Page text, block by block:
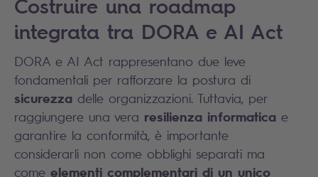
Costruire una roadmap
integrata tra DORA e AI Act
DORA e AI Act rappresentano due leve
fondamentali per rafforzare la postura di
sicurezza delle organizzazioni. Tuttavia, per
raggiungere una vera resilienza informatica e
garantire la conformità, è importante
considerarli non come obblighi separati ma
come elementi complementari di un unico